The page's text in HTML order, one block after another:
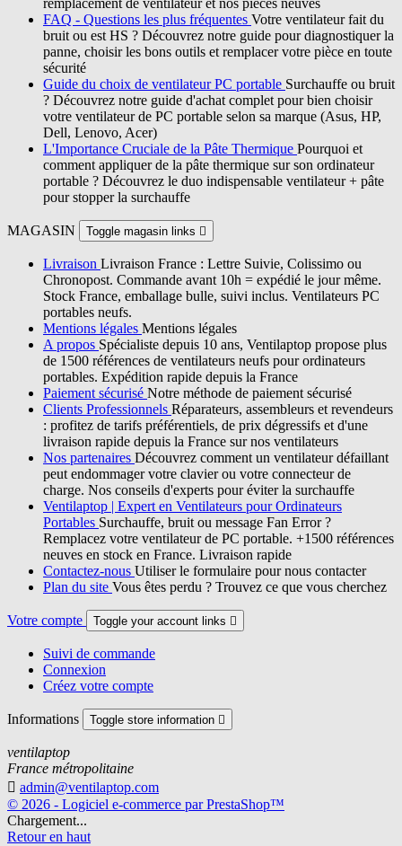
remplacement de ventilateur et nos pièces neuves
FAQ - Questions les plus fréquentes Votre ventilateur fait du
bruit ou est HS ? Découvrez notre guide pour diagnostiquer la
panne, choisir les bons outils et remplacer votre pièce en toute
sécurité
Guide du choix de ventilateur PC portable Surchauffe ou bruit
? Découvrez notre guide d'achat complet pour bien choisir
votre ventilateur de PC portable selon sa marque (Asus, HP,
Dell, Lenovo, Acer)
L'Importance Cruciale de la Pâte Thermique Pourquoi et
comment appliquer de la pâte thermique sur son ordinateur
portable ? Découvrez le duo indispensable ventilateur + pâte
pour stopper la surchauffe
MAGASIN Toggle magasin links 
Livraison Livraison France : Lettre Suivie, Colissimo ou
Chronopost. Commande avant 10h = expédié le jour même.
Stock France, emballage bulle, suivi inclus. Ventilateurs PC
portables neufs.
Mentions légales Mentions légales
A propos Spécialiste depuis 10 ans, Ventilaptop propose plus
de 1500 références de ventilateurs neufs pour ordinateurs
portables. Expédition rapide depuis la France
Paiement sécurisé Notre méthode de paiement sécurisé
Clients Professionnels Réparateurs, assembleurs et revendeurs
: profitez de tarifs préférentiels, de prix dégressifs et d'une
livraison rapide depuis la France sur nos ventilateurs
Nos partenaires Découvrez comment un ventilateur défaillant
peut endommager votre clavier ou votre connecteur de
charge. Nos conseils d'experts pour éviter la surchauffe
Ventilaptop | Expert en Ventilateurs pour Ordinateurs
Portables Surchauffe, bruit ou message Fan Error ?
Remplacez votre ventilateur de PC portable. +1500 références
neuves en stock en France. Livraison rapide
Contactez-nous Utiliser le formulaire pour nous contacter
Plan du site Vous êtes perdu ? Trouvez ce que vous cherchez
Votre compte Toggle your account links 
Suivi de commande
Connexion
Créez votre compte
Informations Toggle store information 
ventilaptop
France métropolitaine
 admin@ventilaptop.com
© 2026 - Logiciel e-commerce par PrestaShop™
Chargement...
Retour en haut